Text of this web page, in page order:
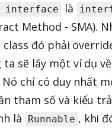
interface là
Method - SMA).
đó phải
ta sẽ lấy một ví dụ về
Nó chỉ có duy
tham số và kiểu
là
Runnable , khi